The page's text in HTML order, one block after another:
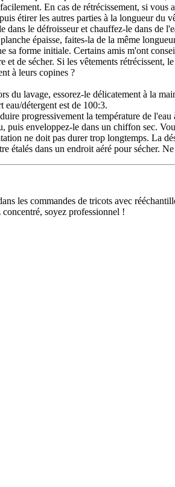
En cas de rétrécissement, si
étirer les autres parties à la longueur du
le défroisseur et chauffez-le dans de
épaisse, faites-la de la même
sa forme initiale. Certains amis m'ont
de sécher. Si les vêtements
à leurs copines ?
du lavage, essorez-le délicatement à la
détergent est de 100:3.
progressivement la température de
puis enveloppez-le dans un chiffon sec.
ne doit pas durer trop longtemps. La
étalés dans un endroit aéré pour sécher.
les commandes de tricots avec
soyez professionnel !